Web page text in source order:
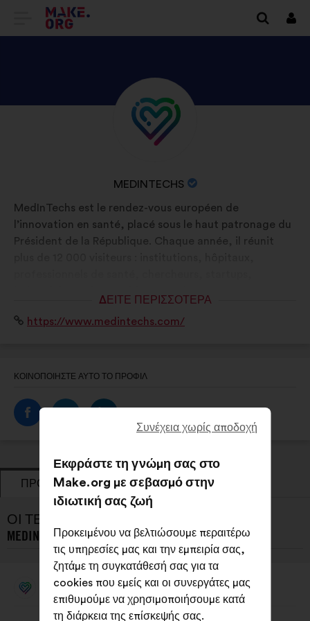
ΜΕΤΆΒΑΣΗ
ΣΕΛΊΔΑ
MAKE.ORG
ΑΝΑΚΑΛΎΨΤΕ
ΤΟ
ΤΟΥ/
MEDINTECHS
ΟΝΟΜΑΣΊΑ
ΟΡΓΆΝΩΣΗΣ:
MEDINTECHS
Βιογραφικό
σημείωμα:
MedInTechs est le rendez-vous européen de
l’innovation en santé, placé sous le haut patronage du
Président de la République. Chaque année, il réunit
d’aujourd’hui et de demain.
ΔΕΊΤΕ ΠΕΡΙΣΣΌΤΕΡΑ
Ιστότοπος:
https://www.medintechs.com/
ΚΟΙΝΟΠΟΙΉΣΤΕ ΑΥΤΌ ΤΟ ΠΡΟΦΊΛ
ΠΡΟΤΆΣΕΙΣ ΤΟΠΟΘΕΤΉΣΕΙΣ
ΟΙ ΤΕΛΕΥΤΑΊΕΣ ΠΡΟΤΆΣΕΙΣ ΤΟΥ/ΤΗΣ
MEDINTECHS:
Πρόταση MedInTechs
Περιεχόμενο
Συνέχεια χωρίς αποδοχή
Εκφράστε τη γνώμη σας στο
Make.org με σεβασμό στην
ιδιωτική σας ζωή
Προκειμένου να βελτιώσουμε περαιτέρω
τις υπηρεσίες μας και την εμπειρία σας,
ζητάμε τη συγκατάθεσή σας για τα
cookies που εμείς και οι συνεργάτες μας
επιθυμούμε να χρησιμοποιήσουμε κατά
τη διάρκεια της επίσκεψής σας.